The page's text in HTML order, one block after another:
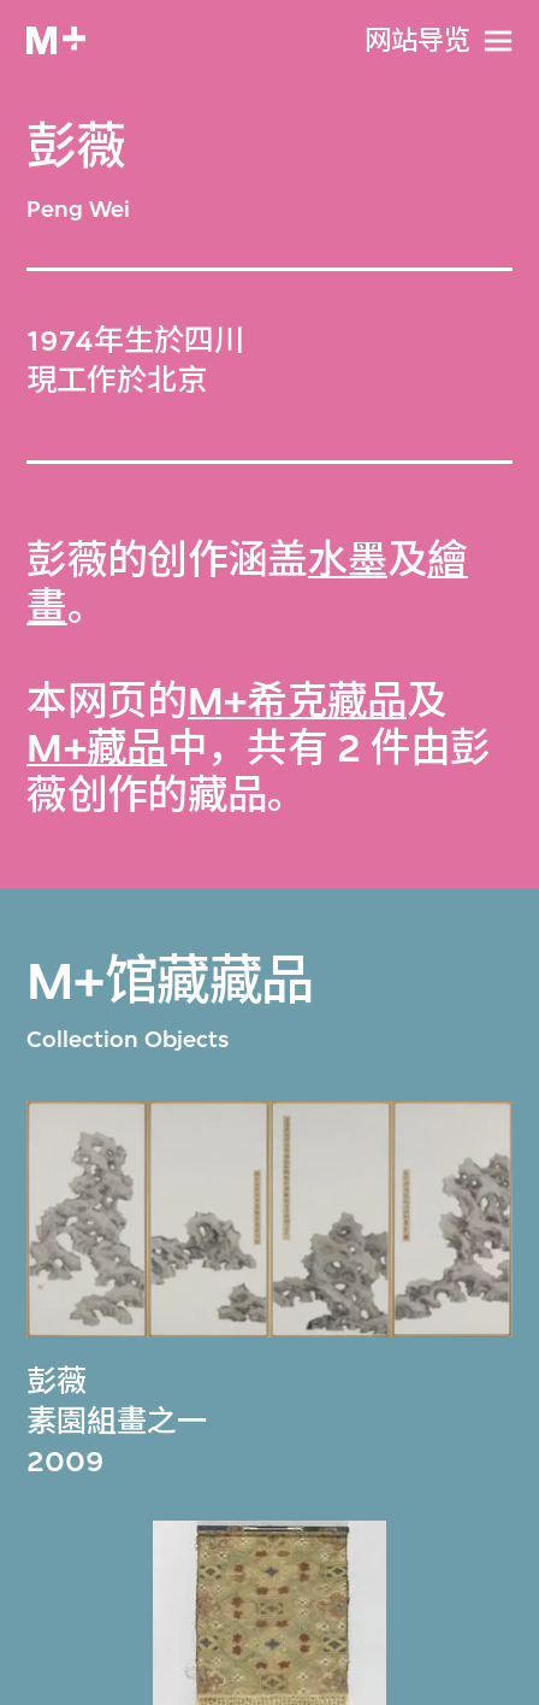
网站导览
彭薇
Peng Wei
1974年生於四川
現工作於北京
彭薇的创作涵盖水墨及繪
畫。
本网页的M+希克藏品及
M+藏品中，共有 2 件由彭
薇创作的藏品。
M+馆藏藏品
Collection Objects
彭薇
素園組畫之一
2009